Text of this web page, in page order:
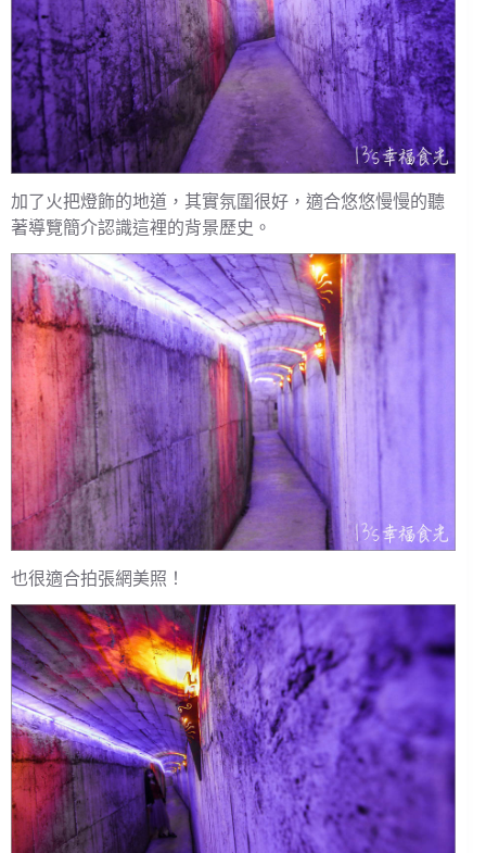
加了火把燈飾的地道，其實氛圍很好，適合悠悠慢慢的聽
著導覽簡介認識這裡的背景歷史。
也很適合拍張網美照！